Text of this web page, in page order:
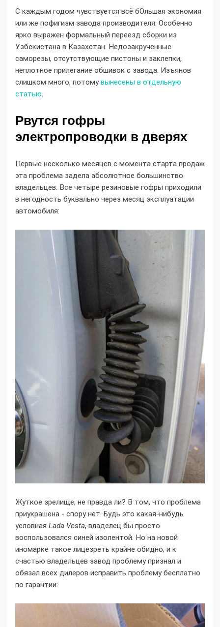
С каждым годом чувствуется всё бОльшая экономия
или же пофигизм завода производителя. Особенно
ярко выражен формальный переезд сборки из
Узбекистана в Казахстан. Недозакрученные
саморезы, отсутствующие пистоны и заклепки,
неплотное прилегание обшивок с завода. Изъянов
слишком много, потомувынесены в отдельную
статью.
Рвутся гофры
электропроводки в дверях
Первые несколько месяцев с момента старта продаж
эта проблема задела абсолютное большинство
владельцев. Все четыре резиновые гофры приходили
в негодность буквально через месяц эксплуатации
автомобиля:
Жуткое зрелище, не правда ли? В том, что проблема
приукрашена - спору нет. Будь это какая-нибудь
условная Lada Vesta, владелец бы просто
воспользовался синей изолентой. Но на новой
иномарке такое лицезреть крайне обидно, и к
счастью владельцев завод проблему признал и
обязал всех дилеров исправить проблему бесплатно
по гарантии: